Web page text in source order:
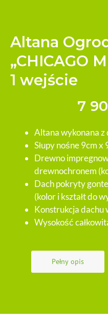
Altana
„CHICAGO
1 wejście
7
Altana wykonana z
Słupy nośne 9cm x
Drewno
drewnochronem
Dach pokryty
(kolor i kształt do
Konstrukcja dachu
Wysokość
Pełny opis